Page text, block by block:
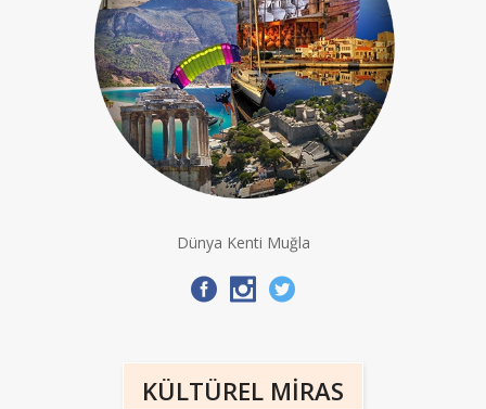
Dünya Kenti Muğla
KÜLTÜREL MİRAS